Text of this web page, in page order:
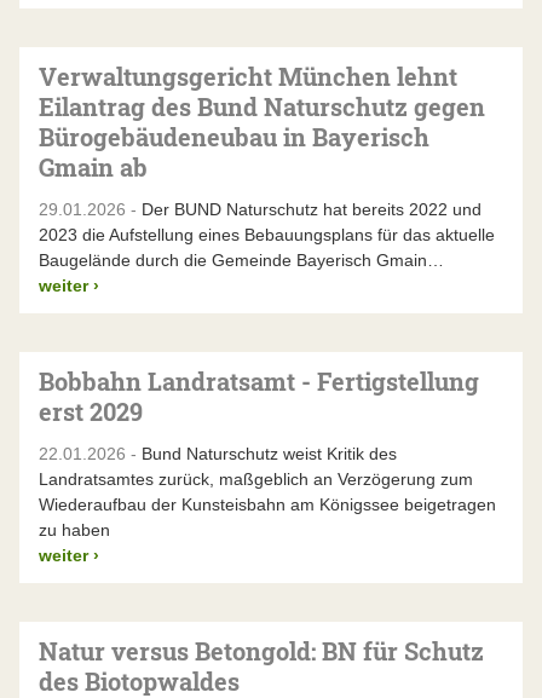
Verwaltungsgericht München lehnt
Eilantrag des Bund Naturschutz gegen
Bürogebäudeneubau in Bayerisch
Gmain ab
29.01.2026 - Der BUND Naturschutz hat bereits 2022 und
2023 die Aufstellung eines Bebauungsplans für das aktuelle
Baugelände durch die Gemeinde Bayerisch Gmain…
weiter ›
Bobbahn Landratsamt - Fertigstellung
erst 2029
22.01.2026 - Bund Naturschutz weist Kritik des
Landratsamtes zurück, maßgeblich an Verzögerung zum
Wiederaufbau der Kunsteisbahn am Königssee beigetragen
zu haben
weiter ›
Natur versus Betongold: BN für Schutz
des Biotopwaldes